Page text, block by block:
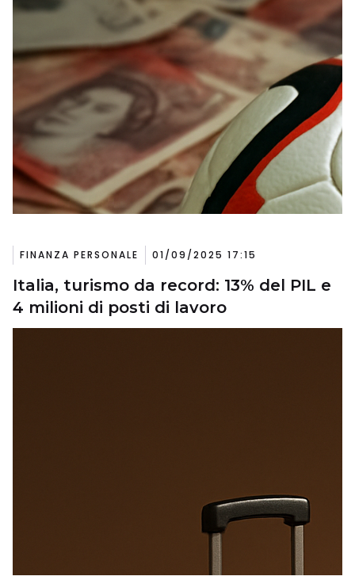
FINANZA PERSONALE 01/09/2025 17:15
Italia, turismo da record: 13% del PIL e
4 milioni di posti di lavoro